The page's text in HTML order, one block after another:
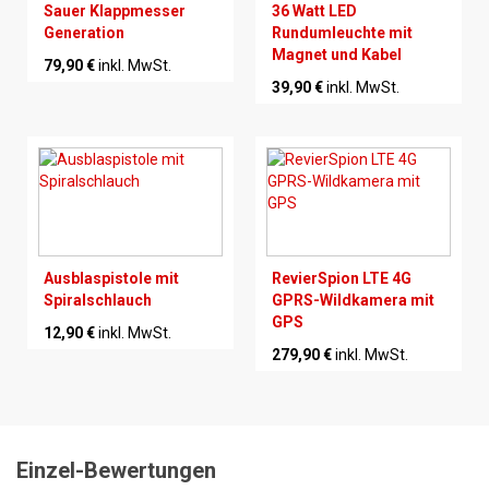
Sauer Klappmesser
Generation
79,90 €inkl. MwSt.
36 Watt LED
Rundumleuchte mit
Magnet und Kabel
39,90 €inkl. MwSt.
Ausblaspistole mit
Spiralschlauch
12,90 €inkl. MwSt.
RevierSpion LTE 4G
GPRS-Wildkamera mit
GPS
279,90 €inkl. MwSt.
Einzel-Bewertungen